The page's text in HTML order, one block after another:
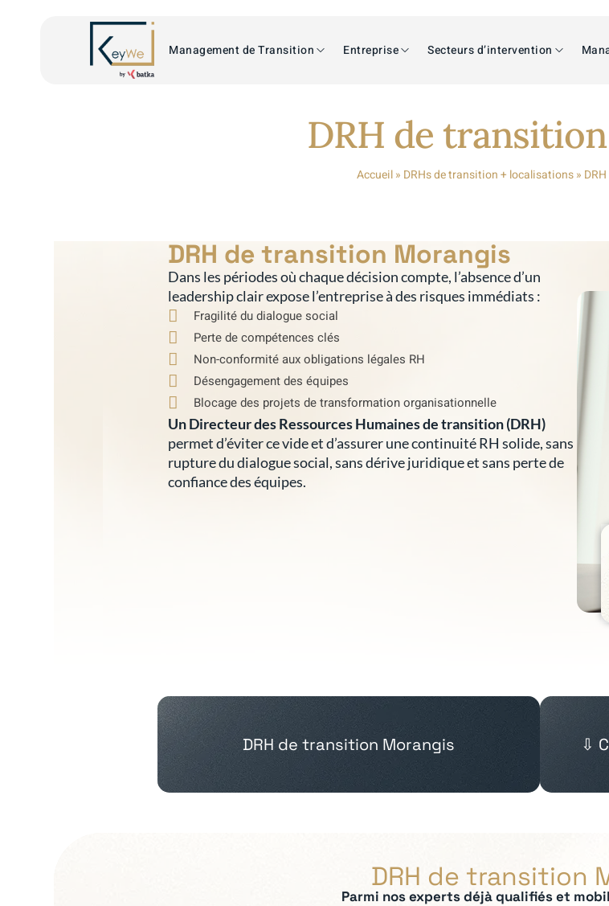
Management de Transition Entreprise Secteurs d’intervention
DRH de
Accueil» DRHs de transition + localisations»
DRH de transition Morangis
Dans les périodes où chaque décision compte, l’absence d’un
leadership clair expose l’entreprise à des risques immédiats :
Fragilité du dialogue social
Perte de compétences clés
Non-conformité aux obligations légales RH
Désengagement des équipes
Blocage des projets de transformation organisationnelle
Un Directeur des Ressources Humaines de transition (DRH)
permet d’éviter ce vide et d’assurer une continuité RH solide, sans
rupture du dialogue social, sans dérive juridique et sans perte de
confiance des équipes.
DRH de transition Morangis ⇩
DRH de transition
Parmi nos experts déjà qualifiés et